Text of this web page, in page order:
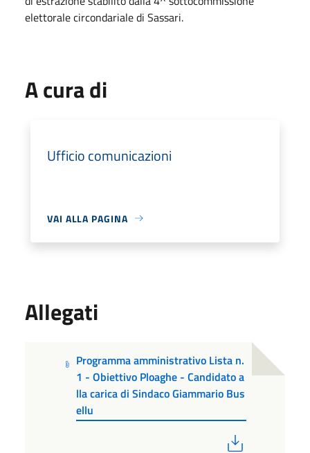
elettorale circondariale di Sassari.
A cura di
Ufficio comunicazioni
VAI ALLA PAGINA
Allegati
Programma amministrativo Lista n.
1 - Obiettivo Ploaghe - Candidato a
lla carica di Sindaco Giammario Bus
ellu